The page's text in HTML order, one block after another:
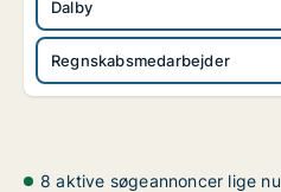
Regnskabsmedarbejder
Dalby
8 aktive søgeannoncer lige nu